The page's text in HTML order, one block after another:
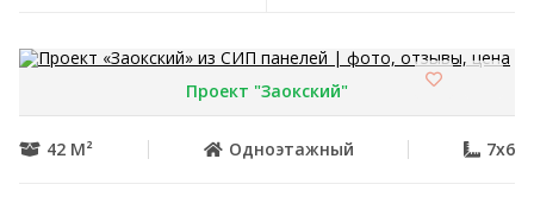
Проект "Заокский"
42 М² Одноэтажный 7x6